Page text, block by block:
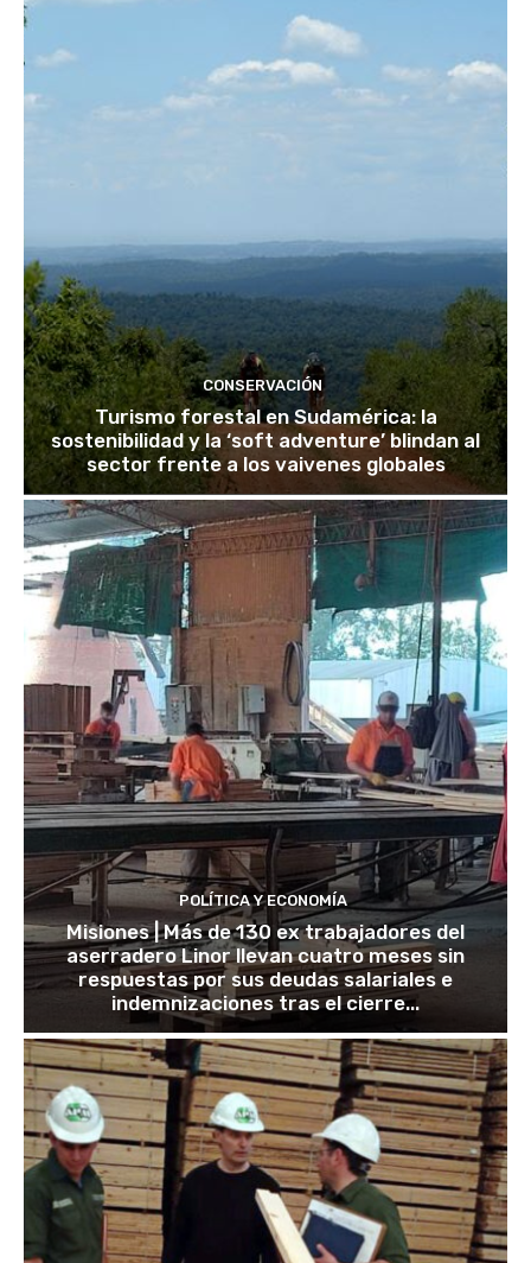
CONSERVACIÓN
Turismo forestal en Sudamérica: la
sostenibilidad y la ‘soft adventure’ blindan al
sector frente a los vaivenes globales
POLÍTICA Y ECONOMÍA
Misiones | Más de 130 ex trabajadores del
aserradero Linor llevan cuatro meses sin
respuestas por sus deudas salariales e
indemnizaciones tras el cierre...